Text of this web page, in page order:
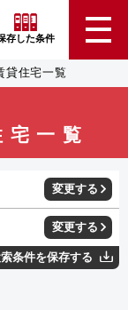
存した条件
貸住宅一覧
一覧
変更する
変更する
条件を保存する